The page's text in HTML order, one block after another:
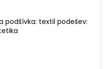
podšívka: textil podešev: